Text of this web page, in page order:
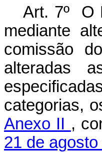
Art. 7º O
mediante
comissão
alteradas
categorias,
Anexo II ,
21 de